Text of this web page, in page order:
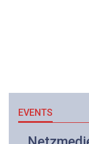
EVENTS